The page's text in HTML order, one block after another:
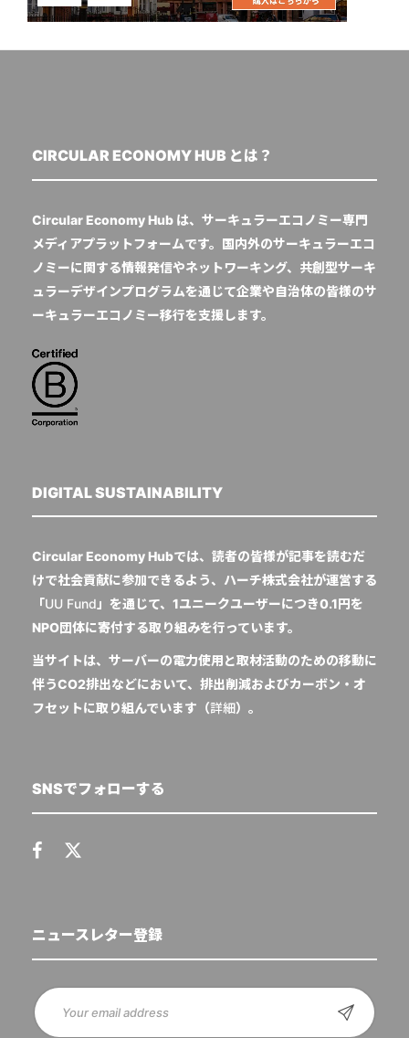
CIRCULAR ECONOMY HUB とは？
Circular Economy Hub は、サーキュラーエコノミー専門
メディアプラットフォームです。国内外のサーキュラーエコ
ノミーに関する情報発信やネットワーキング、共創型サーキ
ュラーデザインプログラムを通じて企業や自治体の皆様のサ
ーキュラーエコノミー移行を支援します。
DIGITAL SUSTAINABILITY
Circular Economy Hubでは、読者の皆様が記事を読むだ
けで社会貢献に参加できるよう、ハーチ株式会社が運営する
「UU Fund 」を通じて、1ユニークユーザーにつき0.1円を
NPO団体に寄付する取り組みを行っています。
当サイトは、サーバーの電力使用と取材活動のための移動に
伴うCO2排出などにおいて、排出削減およびカーボン・オ
フセットに取り組んでいます（詳細）。
SNSでフォローする
ニュースレター登録